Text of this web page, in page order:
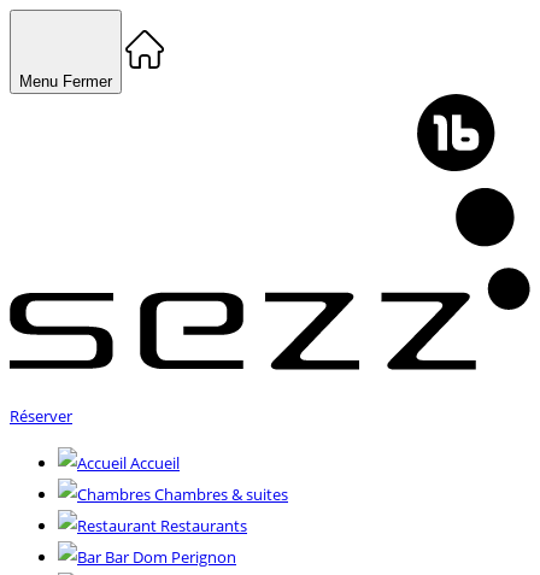
Menu Fermer
Réserver
Accueil
Chambres & suites
Restaurants
Bar Dom Perignon